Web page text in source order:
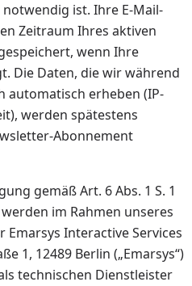
ist. Ihre E-Mail-
Zeitraum Ihres aktiven
wenn Ihre
Die Daten, die wir während
automatisch erheben (IP-
werden spätestens
Abonnement
gemäß Art. 6 Abs. 1 S. 1
im Rahmen unseres
Interactive Services
1, 12489 Berlin („Emarsys“)
technischen Dienstleister